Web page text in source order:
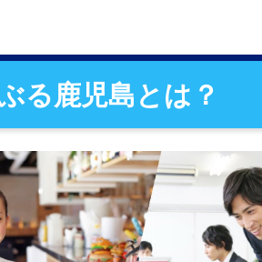
る鹿児島とは？